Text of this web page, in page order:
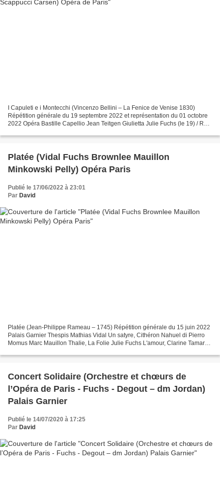
I Capuleti e i Montecchi (Vincenzo Bellini – La Fenice de Venise 1830)
Répétition générale du 19 septembre 2022 et représentation du 01 octobre
2022 Opéra Bastille Capellio Jean Teitgen Giulietta Julie Fuchs (le 19) / Ruth
Platée (Vidal Fuchs Brownlee Mauillon
Minkowski Pelly) Opéra Paris
Publié le 17/06/2022 à 23:01
Par David
Platée (Jean-Philippe Rameau – 1745) Répétition générale du 15 juin 2022
Palais Garnier Thespis Mathias Vidal Un satyre, Cithéron Nahuel di Pierro
Momus Marc Mauillon Thalie, La Folie Julie Fuchs L'amour, Clarine Tamara
Concert Solidaire (Orchestre et chœurs de
l’Opéra de Paris - Fuchs - Degout – dm Jordan)
Palais Garnier
Publié le 14/07/2020 à 17:25
Par David